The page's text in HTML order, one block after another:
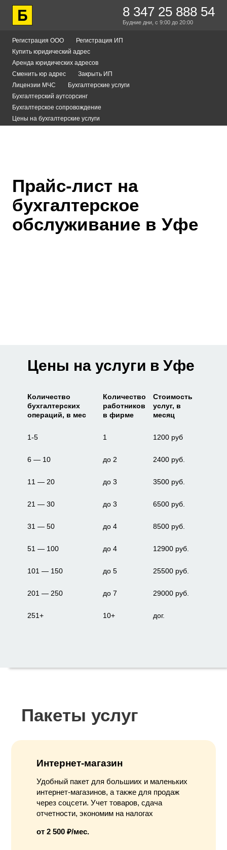
8 347 25 888 54
Будние дни, с 9:00 до 20:00
Регистрация ООО
Регистрация ИП
Купить юридический адрес
Аренда юридических адресов
Сменить юр адрес
Закрыть ИП
Лицензии МЧС
Бухгалтерские услуги
Бухгалтерский аутсорсинг
Бухгалтерское сопровождение
Цены на бухгалтерские услуги
Прайс-лист на
бухгалтерское
обслуживание в Уфе
Цены на услуги в Уфе
Количество
бухгалтерских
операций, в мес
Количество
работников
в фирме
Стоимость
услуг, в
месяц
1-5 1 1200 руб
6 — 10 до 2 2400 руб.
11 — 20 до 3 3500 руб.
21 — 30 до 3 6500 руб.
31 — 50 до 4 8500 руб.
51 — 100 до 4 12900 руб.
101 — 150 до 5 25500 руб.
201 — 250 до 7 29000 руб.
251+ 10+ дог.
Пакеты услуг
Интернет-магазин
Удобный пакет для большиих и маленьких
интернет-магазинов, а также для продаж
через соцсети. Учет товаров, сдача
отчетности, экономим на налогах
от 2 500 ₽/мес.